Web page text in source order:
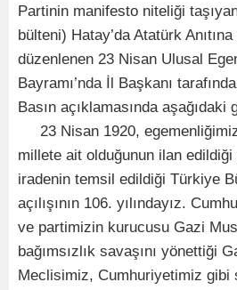
Partinin manifesto niteliği
bülteni) Hatay’da Atatürk
düzenlenen 23 Nisan Ulusal
Bayramı’nda İl Başkanı
Basın açıklamasında
23 Nisan 1920,
millete ait olduğunun ilan
iradenin temsil edildiği Türkiye
açılışının 106. yılındayız.
ve partimizin kurucusu Gazi
bağımsızlık savaşını yönettiği
Meclisimiz, Cumhuriyetimiz gibi